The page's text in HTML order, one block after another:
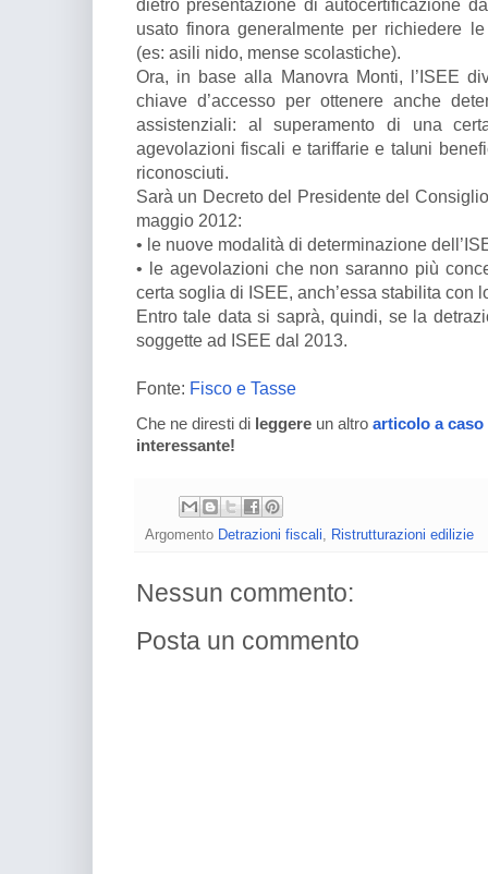
dietro presentazione di autocertificazione
usato finora generalmente per richiedere
(es: asili nido, mense scolastiche).
Ora, in base alla Manovra Monti, l’ISEE
chiave d’accesso per ottenere anche
assistenziali: al superamento di una
agevolazioni fiscali e tariffarie e taluni
riconosciuti.
Sarà un Decreto del Presidente del
maggio 2012:
• le nuove modalità di determinazione
• le agevolazioni che non saranno più
certa soglia di ISEE, anch’essa stabilita con
Entro tale data si saprà, quindi, se la
soggette ad ISEE dal 2013.
Fonte: Fisco e Tasse
Che ne diresti di leggere un altro articolo a caso
interessante!
Argomento Detrazioni fiscali Ristrutturazioni edilizie
Nessun commento:
Posta un commento